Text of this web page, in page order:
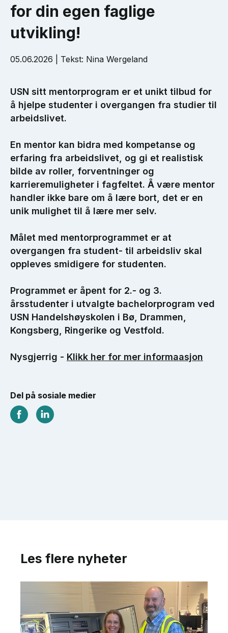
for din egen faglige
utvikling!
05.06.2026 | Tekst: Nina Wergeland
USN sitt mentorprogram er et unikt tilbud for
å hjelpe studenter i overgangen fra studier til
arbeidslivet.
En mentor kan bidra med kompetanse og
erfaring fra arbeidslivet, og gi et realistisk
bilde av roller, forventninger og
karrieremuligheter i fagfeltet. Å være mentor
handler ikke bare om å lære bort, det er en
unik mulighet til å lære mer selv.
Målet med mentorprogrammet er at
overgangen fra student- til arbeidsliv skal
oppleves smidigere for studenten.
Programmet er åpent for 2.- og 3.
årsstudenter i utvalgte bachelorprogram ved
USN Handelshøyskolen i Bø, Drammen,
Kongsberg, Ringerike og Vestfold.
Nysgjerrig - Klikk her for mer informaasjon
Del på sosiale medier
Les flere nyheter